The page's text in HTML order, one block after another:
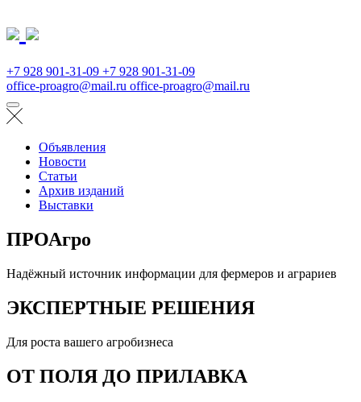
+7 928 901-31-09 +7 928 901-31-09
office-proagro@mail.ru office-proagro@mail.ru
Объявления
Новости
Статьи
Архив изданий
Выставки
ПРОАгро
Надёжный источник информации для фермеров и аграриев
ЭКСПЕРТНЫЕ РЕШЕНИЯ
Для роста вашего агробизнеса
ОТ ПОЛЯ ДО ПРИЛАВКА